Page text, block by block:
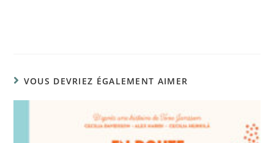
VOUS DEVRIEZ ÉGALEMENT AIMER